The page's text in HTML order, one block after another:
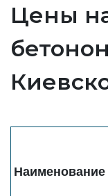
Цены
Наименование